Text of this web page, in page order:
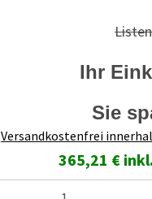
Ihr
Sie
Versandkostenfrei
365,21 €